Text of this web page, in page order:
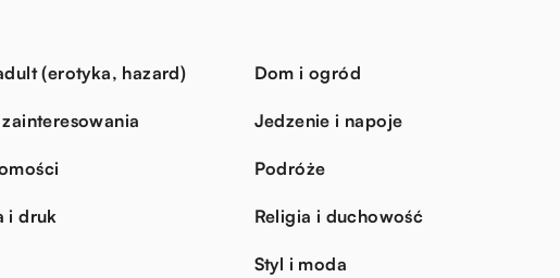
(erotyka, hazard) Dom i ogród
Jedzenie i napoje
Podróże
i druk Religia i duchowość
Styl i moda